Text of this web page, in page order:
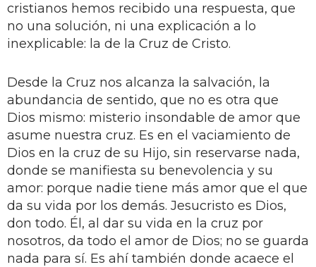
cristianos hemos recibido una respuesta, que
no una solución, ni una explicación a lo
inexplicable: la de la Cruz de Cristo.
Desde la Cruz nos alcanza la salvación, la
abundancia de sentido, que no es otra que
Dios mismo: misterio insondable de amor que
asume nuestra cruz. Es en el vaciamiento de
Dios en la cruz de su Hijo, sin reservarse nada,
donde se manifiesta su benevolencia y su
amor: porque nadie tiene más amor que el que
da su vida por los demás. Jesucristo es Dios,
don todo. Él, al dar su vida en la cruz por
nosotros, da todo el amor de Dios; no se guarda
nada para sí. Es ahí también donde acaece el